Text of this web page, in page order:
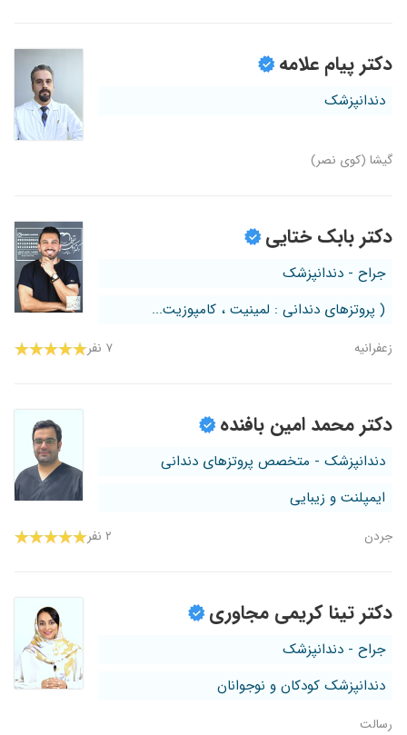
دکتر پیام علامه
دندانپزشک
گیشا (کوی نصر)
دکتر بابک ختایی
جراح - دندانپزشک
( پروتزهای دندانی : لمینیت ، کامپوزیت...
زعفرانیه ۷ نفر
دکتر محمد امین بافنده
دندانپزشک - متخصص پروتزهای دندانی
ایمپلنت و زیبایی
جردن ۲ نفر
دکتر تینا کریمی مجاوری
جراح - دندانپزشک
دندانپزشک کودکان و نوجوانان
رسالت